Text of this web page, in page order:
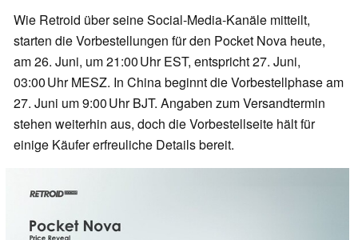
Wie Retroid über seine Social‑Media‑Kanäle mitteilt,
starten die Vorbestellungen für den Pocket Nova heute,
am 26. Juni, um 21:00 Uhr EST, entspricht 27. Juni,
03:00 Uhr MESZ. In China beginnt die Vorbestellphase am
27. Juni um 9:00 Uhr BJT. Angaben zum Versandtermin
stehen weiterhin aus, doch die Vorbestellseite hält für
einige Käufer erfreuliche Details bereit.